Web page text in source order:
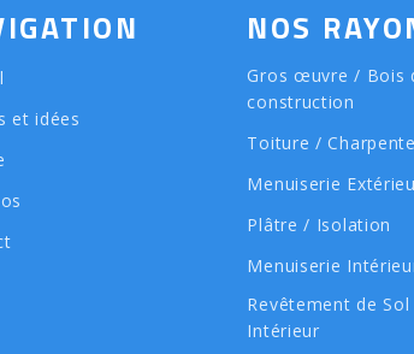
et idées
NOS
Gros œuvre / Bois
construction
Toiture /
Menuiserie
Plâtre / Isolation
Menuiserie
Revêtement de
Intérieur